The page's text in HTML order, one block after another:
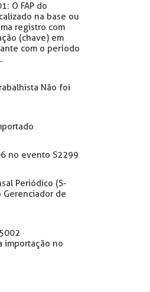
O FAP do
na base ou
registro com
(chave) em
com o período
Não foi
no evento S2299
Periódico (S-
de
importação no